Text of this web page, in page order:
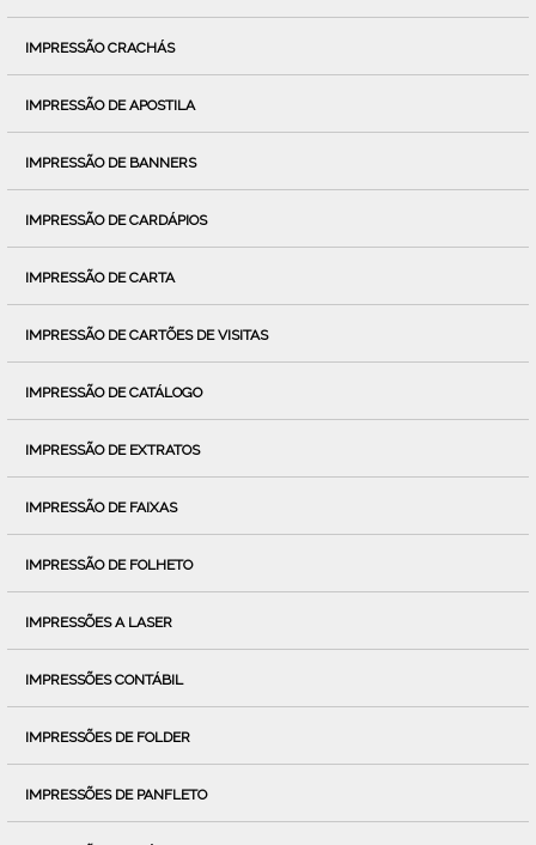
IMPRESSÃO CRACHÁS
IMPRESSÃO DE APOSTILA
IMPRESSÃO DE BANNERS
IMPRESSÃO DE CARDÁPIOS
IMPRESSÃO DE CARTA
IMPRESSÃO DE CARTÕES DE VISITAS
IMPRESSÃO DE CATÁLOGO
IMPRESSÃO DE EXTRATOS
IMPRESSÃO DE FAIXAS
IMPRESSÃO DE FOLHETO
IMPRESSÕES A LASER
IMPRESSÕES CONTÁBIL
IMPRESSÕES DE FOLDER
IMPRESSÕES DE PANFLETO